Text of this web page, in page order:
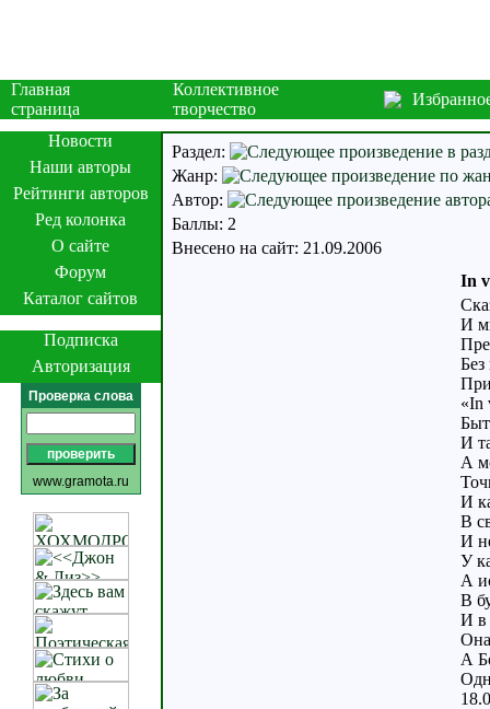
Главная
страница
Коллективное
творчество
Новости
Наши авторы
Рейтинги авторов
Ред колонка
О сайте
Форум
Каталог сайтов
Подписка
Авторизация
Проверка слова
www.gramota.ru
Раздел:
Жанр:
Автор:
Баллы: 2
Внесено на сайт: 21.09.2006
In
И
«In
И
А
И
В
И
У
А
В
И в
А